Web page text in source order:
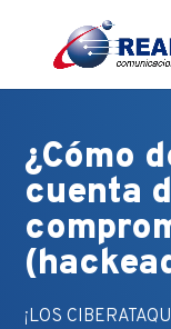
¿Cómo
cuenta
¡LOS